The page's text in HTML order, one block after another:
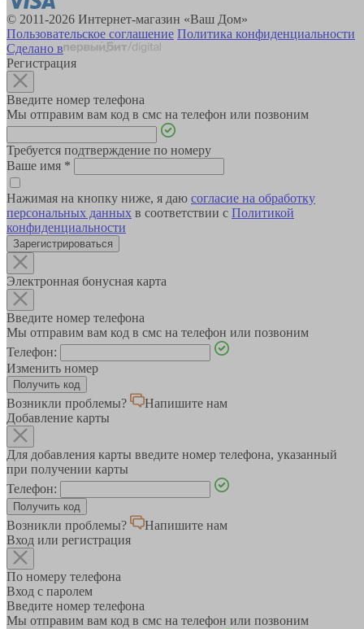
© 2011-2026 Интернет-магазин «Ваш Дом»
Пользовательское соглашение Политика конфиденциальности
Сделано в
Регистрация
Введите номер телефона
Мы отправим вам код в смс на телефон или позвоним
Требуется подтверждение по номеру
Ваше имя *
Нажимая на кнопку ниже, я даю согласие на обработку
персональных данных в соответствии с Политикой
конфиденциальности
Зарегистрироваться
Электронная бонусная карта
Введите номер телефона
Мы отправим вам код в смс на телефон или позвоним
Телефон:
Изменить номер
Возникли проблемы?
Напишите нам
Добавление карты
Для добавления карты введите номер телефона, указанный
при получении карты
Телефон:
Возникли проблемы?
Напишите нам
Вход или регистрация
По номеру телефона
Вход с паролем
Введите номер телефона
Мы отправим вам код в смс на телефон или позвоним